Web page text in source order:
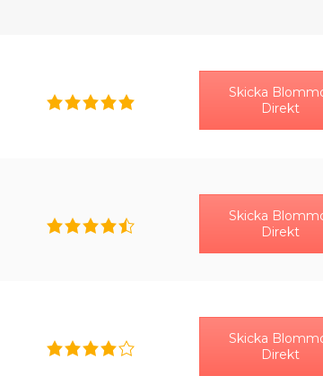
Skicka
Direkt
Skicka
Direkt
Skicka
Direkt